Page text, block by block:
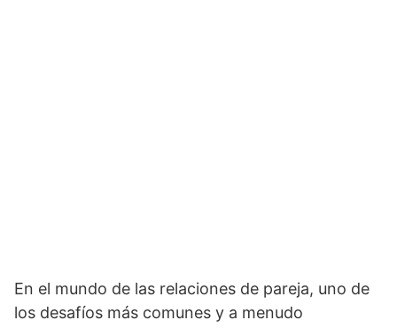
En el mundo de las relaciones de pareja, uno de
los desafíos más comunes y a menudo